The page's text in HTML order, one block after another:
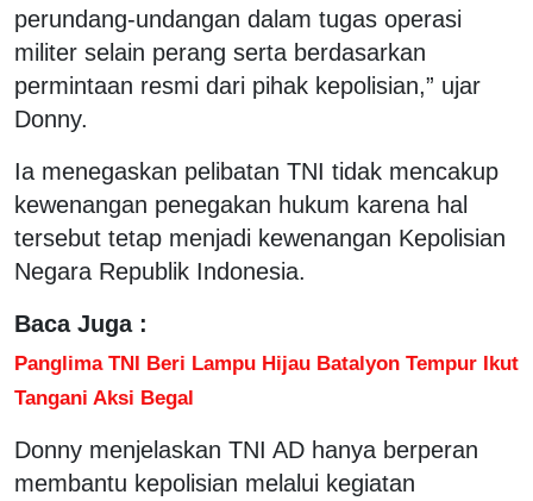
perundang-undangan dalam tugas operasi
militer selain perang serta berdasarkan
permintaan resmi dari pihak kepolisian,” ujar
Donny.
Ia menegaskan pelibatan TNI tidak mencakup
kewenangan penegakan hukum karena hal
tersebut tetap menjadi kewenangan Kepolisian
Negara Republik Indonesia.
Baca Juga :
Panglima TNI Beri Lampu Hijau Batalyon Tempur Ikut
Tangani Aksi Begal
Donny menjelaskan TNI AD hanya berperan
membantu kepolisian melalui kegiatan